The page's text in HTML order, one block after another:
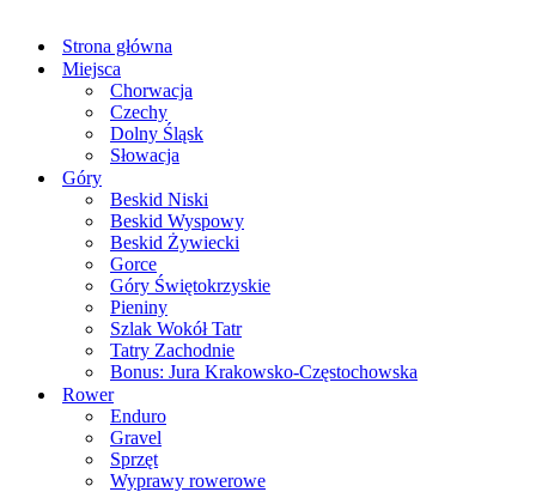
Strona główna
Miejsca
Chorwacja
Czechy
Dolny Śląsk
Słowacja
Góry
Beskid Niski
Beskid Wyspowy
Beskid Żywiecki
Gorce
Góry Świętokrzyskie
Pieniny
Szlak Wokół Tatr
Tatry Zachodnie
Bonus: Jura Krakowsko-Częstochowska
Rower
Enduro
Gravel
Sprzęt
Wyprawy rowerowe